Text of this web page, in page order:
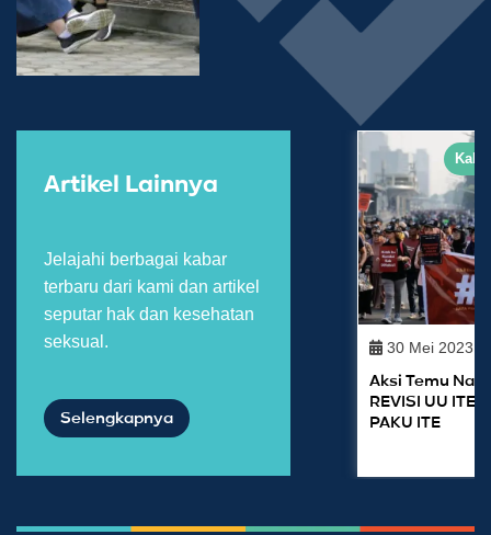
Artikel Lainnya
Jelajahi berbagai kabar
terbaru dari kami dan artikel
seputar hak dan kesehatan
seksual.
Selengkapnya
30 Mei 2023
Aksi Temu
REVISI UU ITE
PAKU ITE